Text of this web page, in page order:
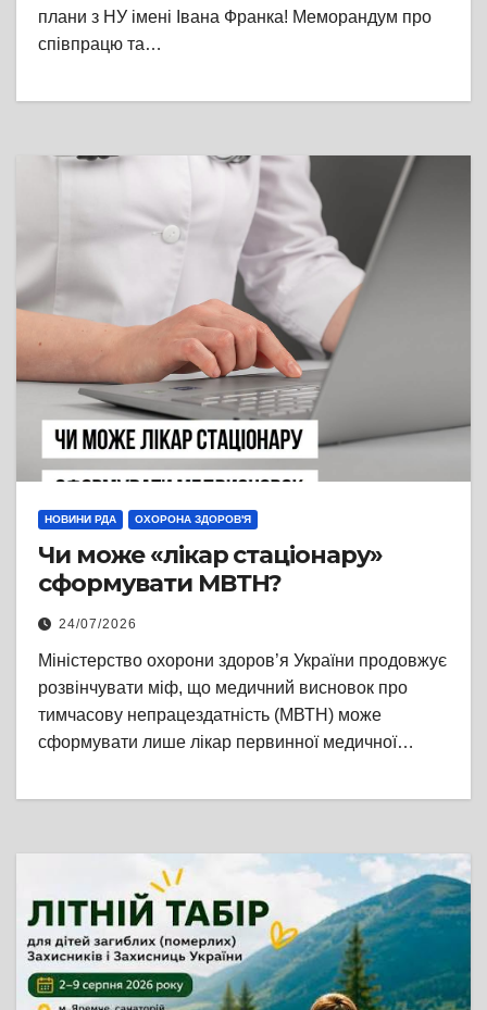
плани з НУ імені Івана Франка! Меморандум про
співпрацю та…
НОВИНИ РДА ОХОРОНА ЗДОРОВ'Я
Чи може «лікар стаціонару»
сформувати МВТН?
24/07/2026
Міністерство охорони здоров’я України продовжує
розвінчувати міф, що медичний висновок про
тимчасову непрацездатність (МВТН) може
сформувати лише лікар первинної медичної…